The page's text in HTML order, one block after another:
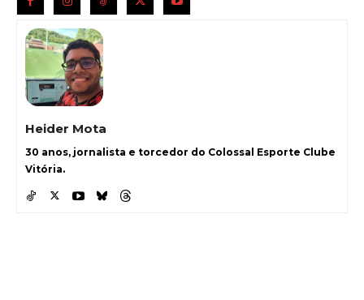
Heider Mota
30 anos, jornalista e torcedor do Colossal Esporte Clube
Vitória.